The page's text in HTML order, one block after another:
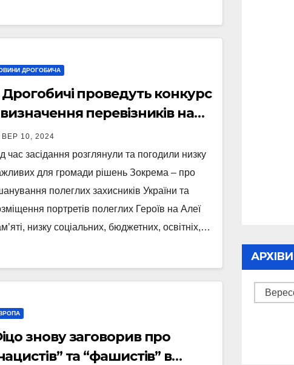
ДРОГОБИЧА
проведуть конкурс
перевізників на
ВЕР 10, 2024
час засідання розглянули та погодили низку
для громади рішень Зокрема – про
полеглих захисників України та
портретів полеглих Героїв на Алеї
низку соціальних, бюджетних, освітніх,…
знову заговорив про
та “фашистів” в
АРХІВИ
Архіви